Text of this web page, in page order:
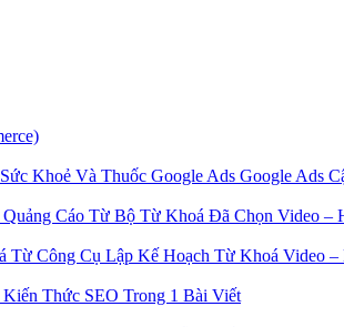
Google Ads
Video –
Video –
Thức SEO Trong 1 Bài Viết